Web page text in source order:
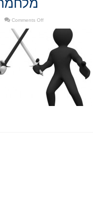
Comments Offon
ומגוג